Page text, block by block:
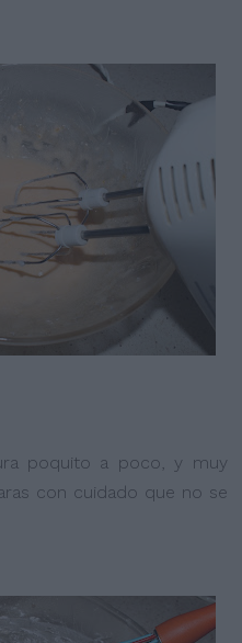
poquito a poco, y muy
con cuidado que no se